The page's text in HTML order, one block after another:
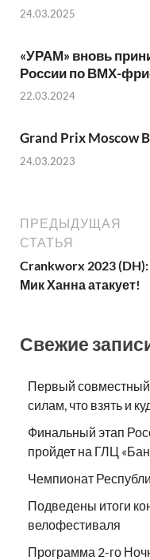
24.03.2025
«УРАМ» вновь
России по ВМХ-
22.03.2024
Grand Prix Moscow
24.03.2023
ПРЕДЫДУЩАЯ
СТАТЬЯ
Crankworx 2023 (DH):
Мик Ханна атакует!
Свежие
Первый совместный
силам, что взять и
Финальный этап
пройдет на ГЛЦ
Чемпионат
Подведены итоги
велофестиваля
Программа 2-го